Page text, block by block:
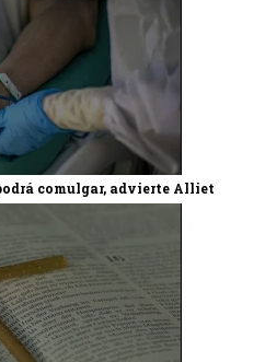
comulgar, advierte Alliet